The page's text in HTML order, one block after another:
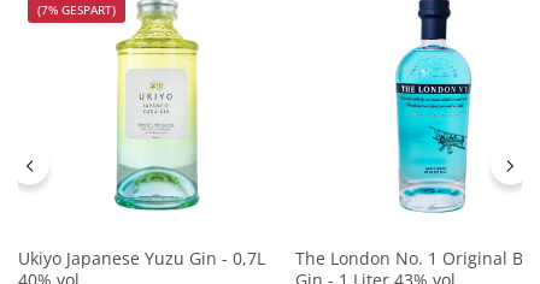
(7% GESPART)
Ukiyo Japanese Yuzu Gin - 0,7L
The London No. 1 Original